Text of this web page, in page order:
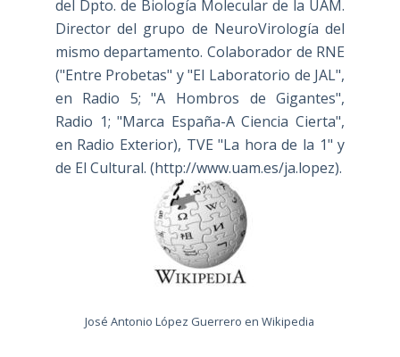
del Dpto. de Biología Molecular de la UAM.
Director del grupo de NeuroVirología del
mismo departamento. Colaborador de RNE
("Entre Probetas" y "El Laboratorio de JAL",
en Radio 5; "A Hombros de Gigantes",
Radio 1; "Marca España-A Ciencia Cierta",
en Radio Exterior), TVE "La hora de la 1" y
de El Cultural. (http://www.uam.es/ja.lopez).
José Antonio López Guerrero en Wikipedia